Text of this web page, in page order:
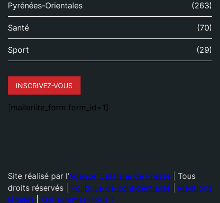
Pyrénées-Orientales (263)
Santé (70)
Sport (29)
INSCRIVEZ-VOUS
[mailerlite_form form_id=1]
Site réalisé par l’Agence Catalane de Presse | Tous
droits réservés | Politique de confidentialité
Mentions
légales
Qui sommes-nous ?